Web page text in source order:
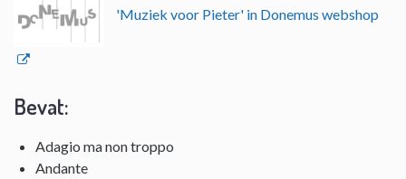
'Muziek voor Pieter' in Donemus webshop
Bevat:
Adagio ma non troppo
Andante